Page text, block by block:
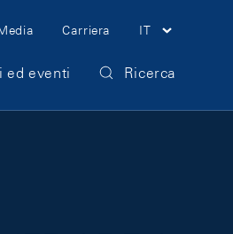
Carriera IT
ed eventi Ricerca